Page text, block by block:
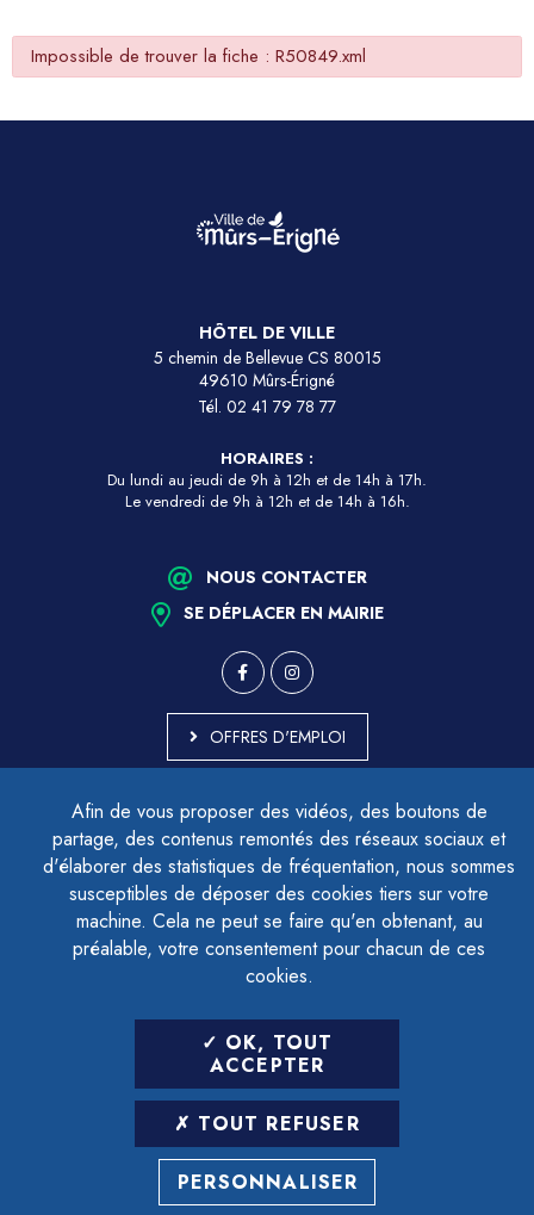
Afin de vous proposer des vidéos, des boutons de
partage, des contenus remontés des réseaux sociaux et
d'élaborer des statistiques de fréquentation, nous sommes
susceptibles de déposer des cookies tiers sur votre
machine. Cela ne peut se faire qu'en obtenant, au
préalable, votre consentement pour chacun de ces
cookies.
OK, TOUT
ACCEPTER
TOUT REFUSER
PERSONNALISER
Impossible de trouver la fiche : R50849.xml
HÔTEL DE VILLE
5 chemin de Bellevue CS 80015
49610 Mûrs-Érigné
Tél. 02 41 79 78 77
HORAIRES :
Du lundi au jeudi de 9h à 12h et de 14h à 17h.
Le vendredi de 9h à 12h et de 14h à 16h.
NOUS CONTACTER
SE DÉPLACER EN MAIRIE
OFFRES D'EMPLOI
ACCESSIBILITÉ - PARTIELLEMENT CONFORME
PLAN DU SITE
MENTIONS LÉGALES
CONTACTER LE DÉLÉGUÉ À LA PROTECTION DES DONNÉES
GESTION DES COOKIES
LETTRE D'INFORMATION
SAISIR VOTRE ADRESSE E-MAIL
POUR VOUS INSCRIRE :
ARCHIVES DÉSINSCRIPTION